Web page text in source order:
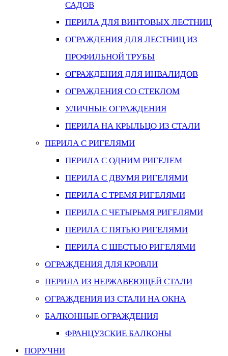
САДОВ
ПЕРИЛА ДЛЯ ВИНТОВЫХ ЛЕСТНИЦ
ОГРАЖДЕНИЯ ДЛЯ ЛЕСТНИЦ ИЗ
ПРОФИЛЬНОЙ ТРУБЫ
ОГРАЖДЕНИЯ ДЛЯ ИНВАЛИДОВ
ОГРАЖДЕНИЯ СО СТЕКЛОМ
УЛИЧНЫЕ ОГРАЖДЕНИЯ
ПЕРИЛА НА КРЫЛЬЦО ИЗ СТАЛИ
ПЕРИЛА С РИГЕЛЯМИ
ПЕРИЛА С ОДНИМ РИГЕЛЕМ
ПЕРИЛА С ДВУМЯ РИГЕЛЯМИ
ПЕРИЛА С ТРЕМЯ РИГЕЛЯМИ
ПЕРИЛА С ЧЕТЫРЬМЯ РИГЕЛЯМИ
ПЕРИЛА С ПЯТЬЮ РИГЕЛЯМИ
ПЕРИЛА С ШЕСТЬЮ РИГЕЛЯМИ
ОГРАЖДЕНИЯ ДЛЯ КРОВЛИ
ПЕРИЛА ИЗ НЕРЖАВЕЮЩЕЙ СТАЛИ
ОГРАЖДЕНИЯ ИЗ СТАЛИ НА ОКНА
БАЛКОННЫЕ ОГРАЖДЕНИЯ
ФРАНЦУЗСКИЕ БАЛКОНЫ
ПОРУЧНИ